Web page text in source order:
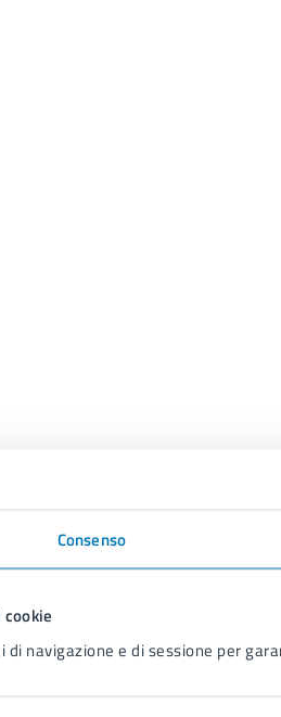
Consenso
di navigazione e di sessione per